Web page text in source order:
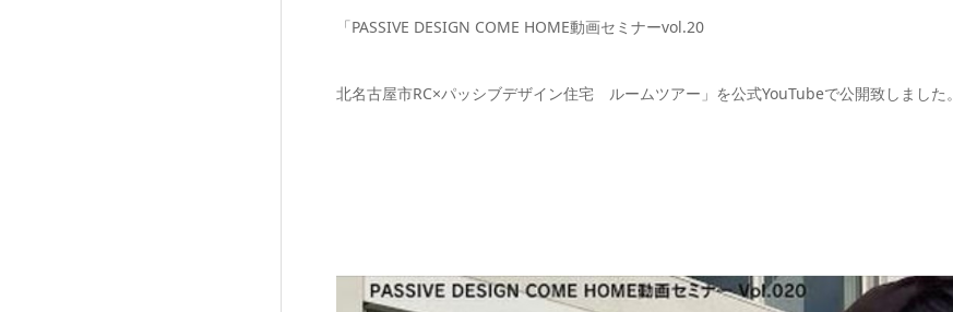
「PASSIVE DESIGN COME HOME動画セミナーvol.20
北名古屋市RC×パッシブデザイン住宅 ルームツアー」を公式YouTubeで公開致しました。